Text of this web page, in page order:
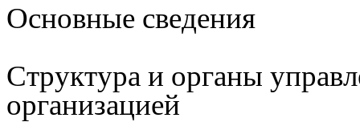
Основные сведения
Структура и органы
организацией